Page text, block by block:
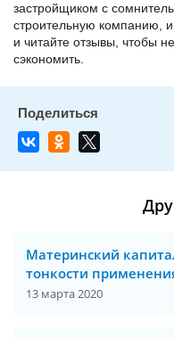
застройщиком с
строительную компанию,
и читайте отзывы, чтобы
сэкономить.
Материнский
тонкости
13 марта 2020